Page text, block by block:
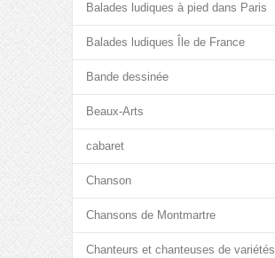
Balades ludiques à pied dans Paris
Balades ludiques Île de France
Bande dessinée
Beaux-Arts
cabaret
Chanson
Chansons de Montmartre
Chanteurs et chanteuses de variétés